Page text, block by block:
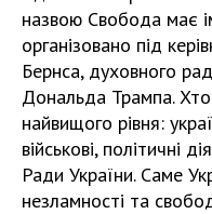
назвою Свобода має
організовано під
Бернcа, духовного
Дональда Трампа.
найвищого рівня:
військові, політичні
Ради України. Саме
незламності та